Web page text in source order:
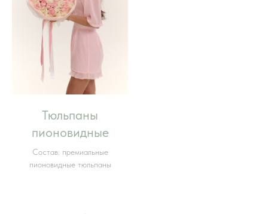
Тюльпаны
пионовидные
Состав: премиальные
пионовидные тюльпаны